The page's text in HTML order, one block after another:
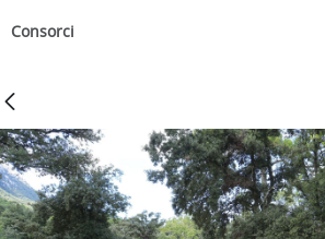
Consorci